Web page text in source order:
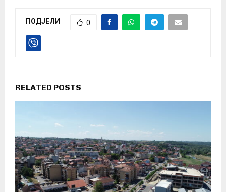
ПОДЈЕЛИ 0
RELATED POSTS